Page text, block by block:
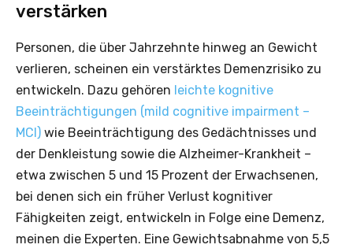
verstärken
Personen, die über Jahrzehnte hinweg an Gewicht
verlieren, scheinen ein verstärktes Demenzrisiko zu
entwickeln. Dazu gehören leichte kognitive
Beeinträchtigungen (mild cognitive impairment –
MCI) wie Beeinträchtigung des Gedächtnisses und
der Denkleistung sowie die Alzheimer-Krankheit –
etwa zwischen 5 und 15 Prozent der Erwachsenen,
bei denen sich ein früher Verlust kognitiver
Fähigkeiten zeigt, entwickeln in Folge eine Demenz,
meinen die Experten. Eine Gewichtsabnahme von 5,5